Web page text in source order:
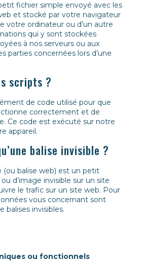
fichier simple envoyé avec les
et stocké par votre navigateur
votre ordinateur ou d’un autre
qui y sont stockées
à nos serveurs ou aux
parties concernées lors d’une
scripts ?
de code utilisé pour que
correctement et de
Ce code est exécuté sur notre
appareil.
balise invisible ?
(ou balise web) est un petit
d’image invisible sur un site
le trafic sur un site web. Pour
vous concernant sont
balises invisibles.
ou fonctionnels